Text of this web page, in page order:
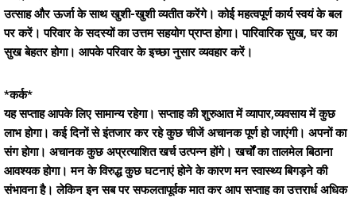
उत्साह और ऊर्जा के साथ खुशी-खुशी व्यतीत करेंगे। कोई महत्वपूर्ण कार्य स्वयं के बल
पर करें। परिवार के सदस्यों का उत्तम सहयोग प्राप्त होगा। पारिवारिक सुख, घर का
सुख बेहतर होगा। आपके परिवार के इच्छा नुसार व्यवहार करें।
*कर्क*
यह सप्ताह आपके लिए सामान्य रहेगा। सप्ताह की शुरुआत में व्यापार,व्यवसाय में कुछ
लाभ होगा। कई दिनों से इंतजार कर रहे कुछ चीजें अचानक पूर्ण हो जाएंगी। अपनों का
संग होगा। अचानक कुछ अप्रत्याशित खर्च उत्पन्न होंगे। खर्चों का तालमेल बिठाना
आवश्यक होगा। मन के विरुद्ध कुछ घटनाएं होने के कारण मन स्वास्थ्य बिगड़ने की
संभावना है। लेकिन इन सब पर सफलतापूर्वक मात कर आप सप्ताह का उत्तरार्ध अधिक